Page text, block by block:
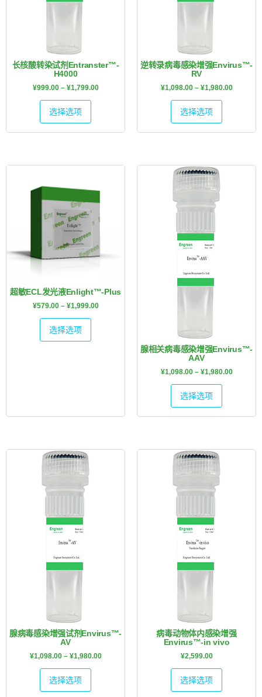
长核酸转染试剂Entranster™-
H4000
¥999.00 – ¥1,799.00
选择选项
逆转录病毒感染增强Envirus™-
RV
¥1,098.00 – ¥1,980.00
选择选项
超敏ECL发光液Enlight™-Plus
¥579.00 – ¥1,999.00
选择选项
腺相关病毒感染增强Envirus™-
AAV
¥1,098.00 – ¥1,980.00
选择选项
腺病毒感染增强试剂Envirus™-
AV
¥1,098.00 – ¥1,980.00
选择选项
病毒动物体内感染增强
Envirus™-in vivo
¥2,599.00
选择选项